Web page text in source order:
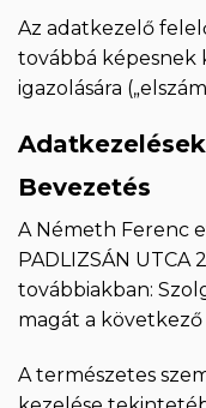
Az adatkezelő
továbbá képesnek
igazolására
Adatkezelések
Bevezetés
A Németh Ferenc
PADLIZSÁN UTCA
továbbiakban:
magát a
A természetes